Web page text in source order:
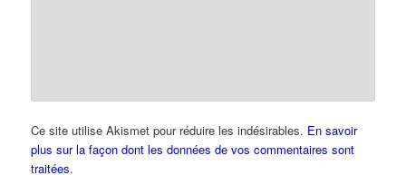
Ce site utilise Akismet pour réduire les indésirables. En savoir
plus sur la façon dont les données de vos commentaires sont
traitées.